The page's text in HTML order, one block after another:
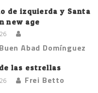
de izquierda y Santa
new age
Abad Domínguez
las estrellas
Frei Betto